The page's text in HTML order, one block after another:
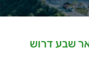
שבע דרוש